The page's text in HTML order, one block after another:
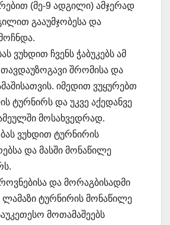
(მე-9 ადგილი) ამჯერად
გააუმჯობესა და
ვუხდით ჩვენს ჭაბუკებს ამ
შრომისა და
იმედით ვუყურებთ
ტურნირს და უკვე აქედანვე
მოსახვედრად.
ვუხდით ტურნირის
და მასში მონაწილე
და მორაგბისადმი
ლამაზი ტურნირის მონაწილე
მოთამაშეებს